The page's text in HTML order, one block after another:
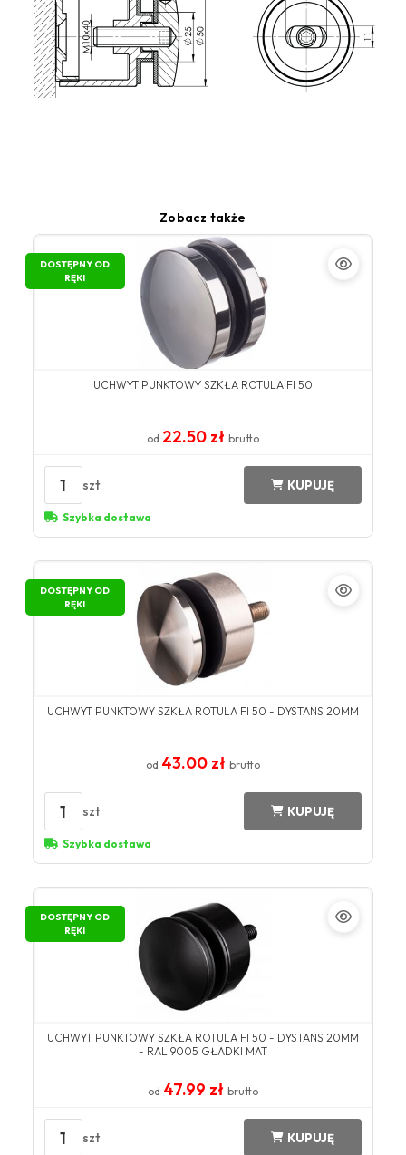
Zobacz także
DOSTĘPNY OD
RĘKI
UCHWYT PUNKTOWY SZKŁA ROTULA FI 50
od 22.50 zł brutto
1 szt KUPUJĘ
Szybka dostawa
DOSTĘPNY OD
RĘKI
UCHWYT PUNKTOWY SZKŁA ROTULA FI 50 - DYSTANS 20MM
od 43.00 zł brutto
1 szt KUPUJĘ
Szybka dostawa
DOSTĘPNY OD
RĘKI
UCHWYT PUNKTOWY SZKŁA ROTULA FI 50 - DYSTANS 20MM
- RAL 9005 GŁADKI MAT
od 47.99 zł brutto
1 szt KUPUJĘ